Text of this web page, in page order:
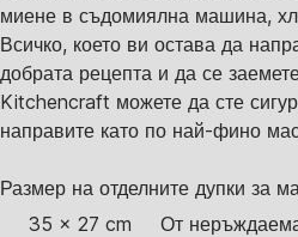
миене в съдомиялна машина,
Всичко, което ви остава да
добрата рецепта и да се
Kitchencraft можете да сте
направите като по най-фино
Размер на отделните дупки за
35 x 27 cm
От